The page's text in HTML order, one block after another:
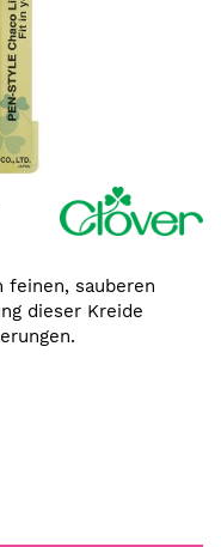
feinen, sauberen
dieser Kreide